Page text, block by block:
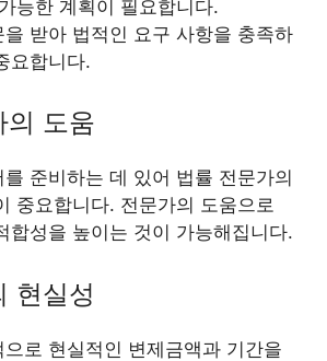
능한 계획이 필요합니다.
을 받아 법적인 요구 사항을 충족하
요합니다.
의 도움
준비하는 데 있어 법률 전문가의
중요합니다. 전문가의 도움으로
합성을 높이는 것이 가능해집니다.
현실성
로 현실적인 변제금액과 기간을